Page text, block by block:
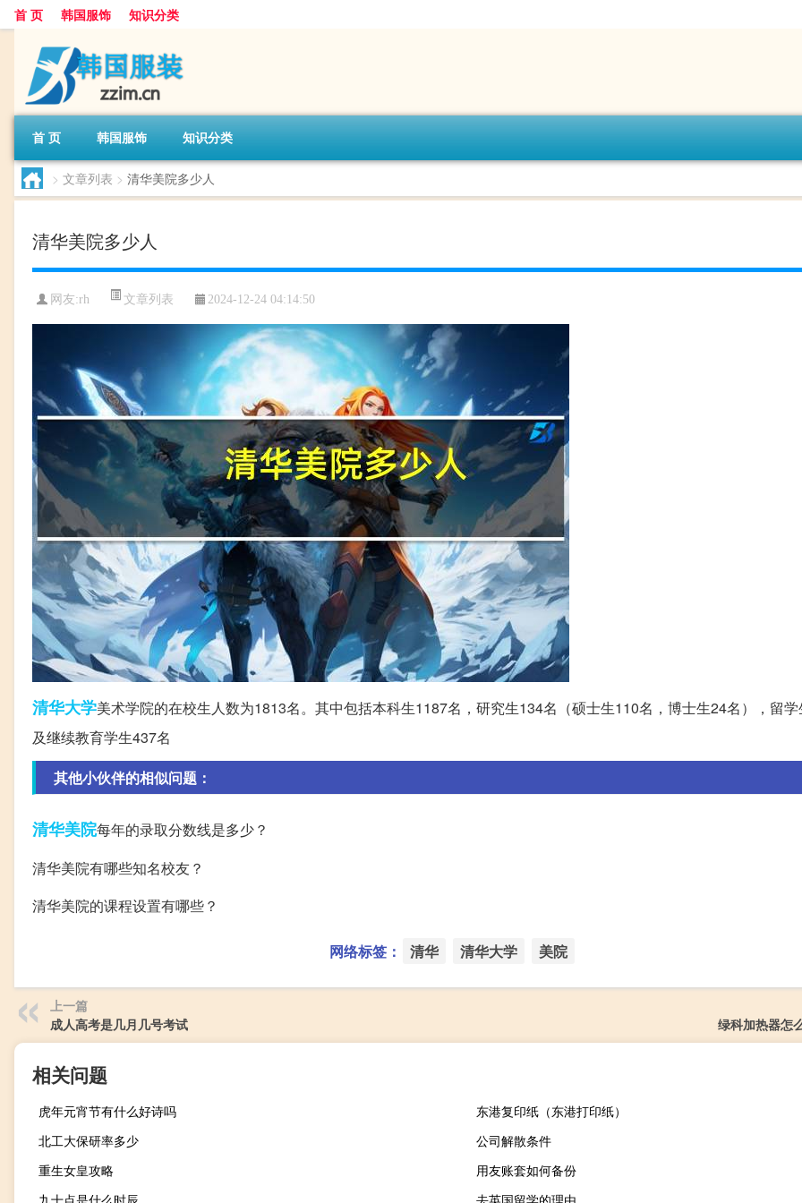
首 页 韩国服饰 知识分类
首 页 韩国服饰 知识分类
> 文章列表 > 清华美院多少人
清华美院多少人
网友:rh 文章列表 2024-12-24 04:14:50
清华大学美术学院的在校生人数为1813名。其中包括本科生1187名，研究生134名（硕士生110名，博士生24名），留
及继续教育学生437名
其他小伙伴的相似问题：
清华美院每年的录取分数线是多少？
清华美院有哪些知名校友？
清华美院的课程设置有哪些？
网络标签： 清华 清华大学 美院
上一篇
成人高考是几月几号考试
绿科加热器怎
相关问题
虎年元宵节有什么好诗吗
东港复印纸（东港打印纸）
北工大保研率多少
公司解散条件
重生女皇攻略
用友账套如何备份
九十点是什么时辰
去英国留学的理由